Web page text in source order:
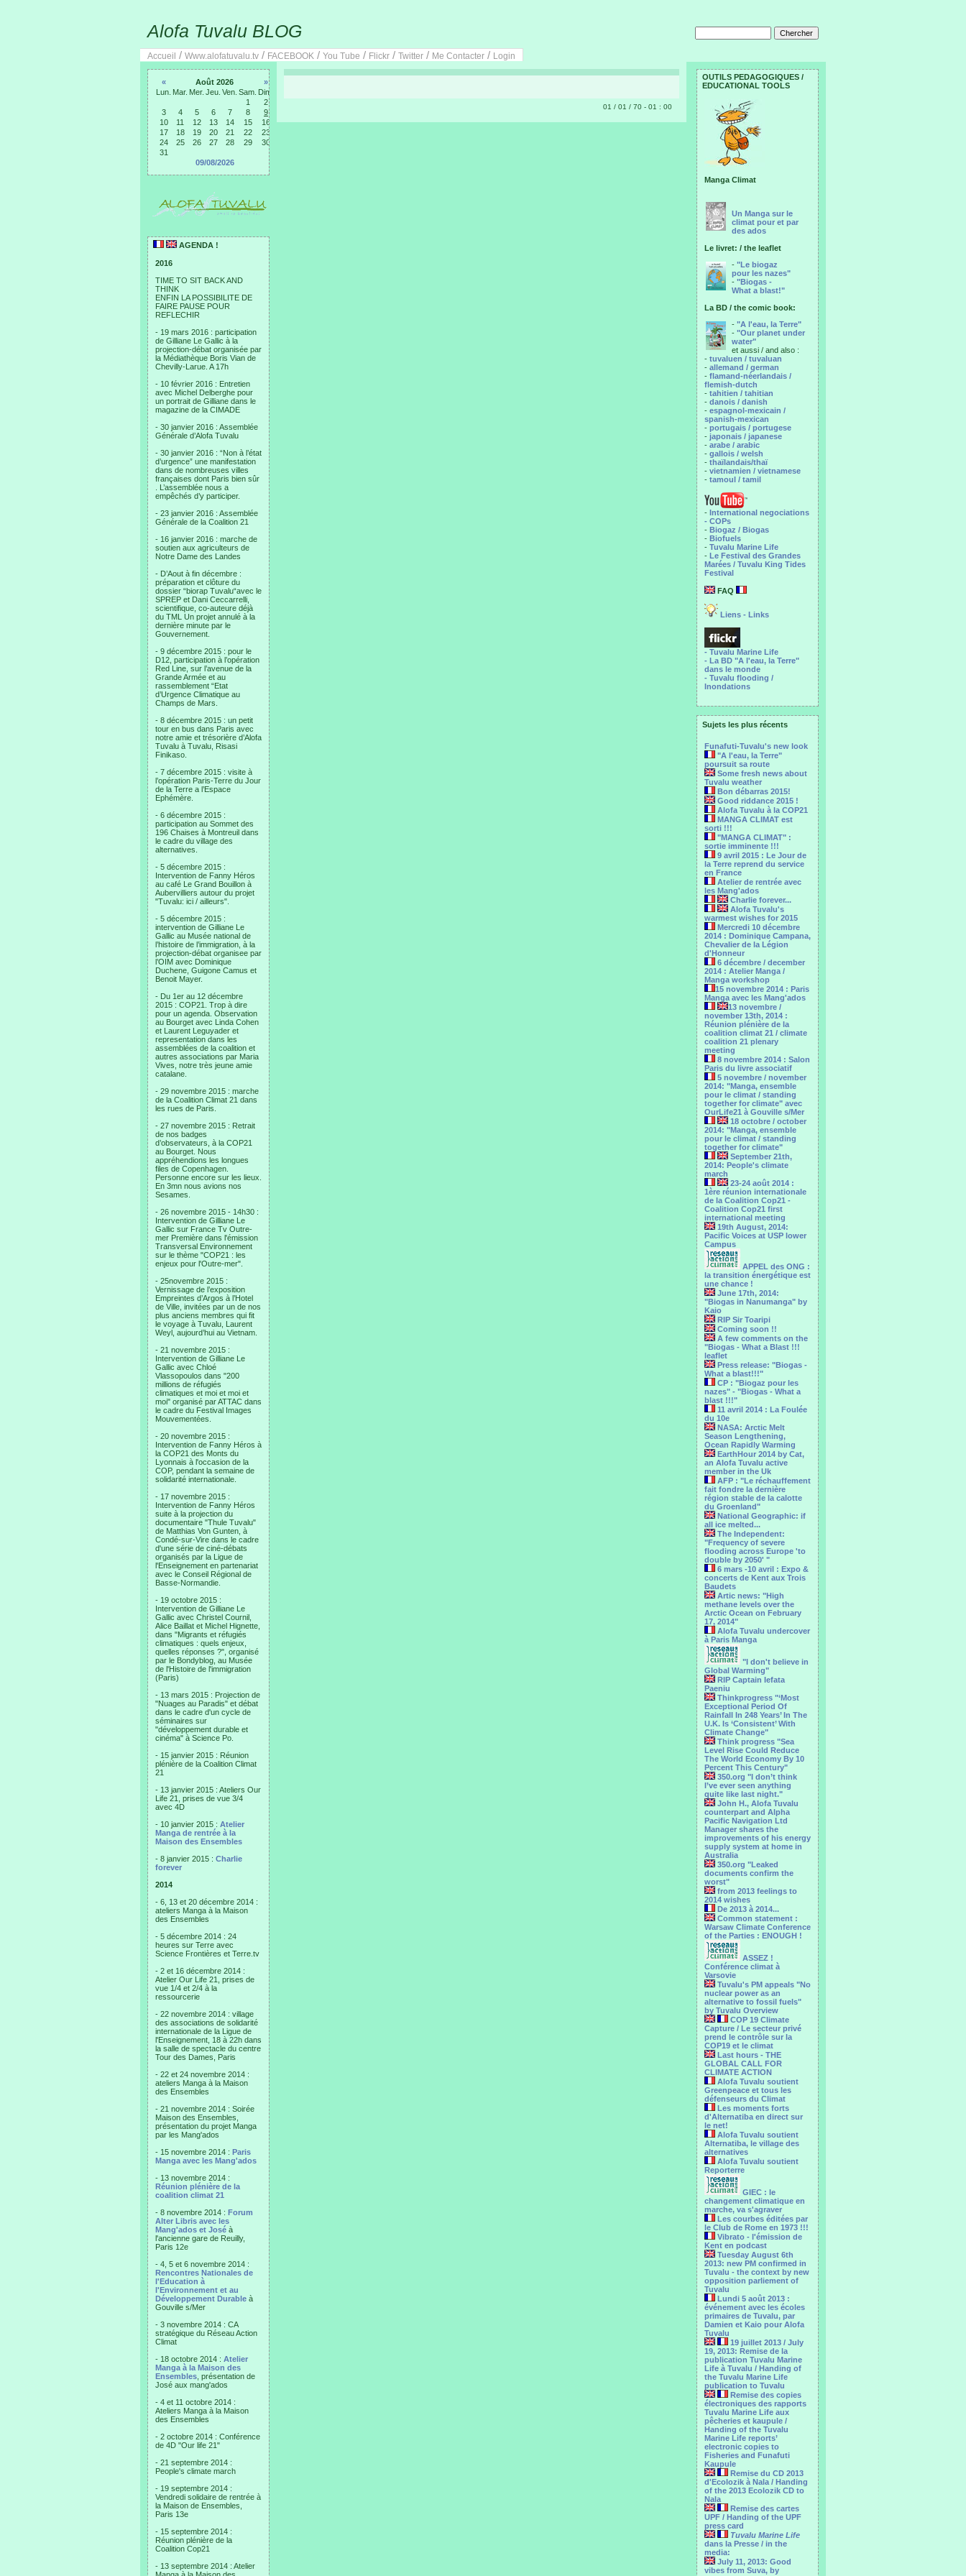
Alofa Tuvalu BLOG
Accueil / Www.alofatuvalu.tv / FACEBOOK / You Tube / Flickr / Twitter / Me Contacter / Login
« Août 2026
»
Lun. Mar. Mer. Jeu. Ven. Sam. Dim.
1
2
3
4 5 6 7 8
9
10
11 12 13 14 15
16
17
18 19 20 21 22
23
24
25 26 27 28 29
30
31
09/08/2026
AGENDA !
2016
TIME TO SIT BACK AND
THINK
ENFIN LA POSSIBILITE DE
FAIRE PAUSE POUR
REFLECHIR
- 19 mars 2016 : participation
de Gilliane Le Gallic à la
projection-débat organisée par
la Médiathèque Boris Vian de
Chevilly-Larue. A 17h
- 10 février 2016 : Entretien
avec Michel Delberghe pour
un portrait de Gilliane dans le
magazine de la CIMADE
- 30 janvier 2016 : Assemblée
Générale d’Alofa Tuvalu
- 30 janvier 2016 : “Non à l’état
d’urgence” une manifestation
dans de nombreuses villes
françaises dont Paris bien sûr
. L’assemblée nous a
empêchés d’y participer.
- 23 janvier 2016 : Assemblée
Générale de la Coalition 21
- 16 janvier 2016 : marche de
soutien aux agriculteurs de
Notre Dame des Landes
- D’Aout à fin décembre :
préparation et clôture du
dossier “biorap Tuvalu“avec le
SPREP et Dani Ceccarrelli,
scientifique, co-auteure déjà
du TML Un projet annulé à la
dernière minute par le
Gouvernement.
- 9 décembre 2015 : pour le
D12, participation à l’opération
Red Line, sur l’avenue de la
Grande Armée et au
rassemblement “Etat
d’Urgence Climatique au
Champs de Mars.
- 8 décembre 2015 : un petit
tour en bus dans Paris avec
notre amie et trésorière d’Alofa
Tuvalu à Tuvalu, Risasi
Finikaso.
- 7 décembre 2015 : visite à
l’opération Paris-Terre du Jour
de la Terre a l’Espace
Ephémère.
- 6 décembre 2015 :
participation au Sommet des
196 Chaises à Montreuil dans
le cadre du village des
alternatives.
- 5 décembre 2015 :
Intervention de Fanny Héros
au café Le Grand Bouillon à
Aubervilliers autour du projet
"Tuvalu: ici / ailleurs".
- 5 décembre 2015 :
intervention de Gilliane Le
Gallic au Musée national de
l’histoire de l’immigration, à la
projection-débat organisee par
l’OIM avec Dominique
Duchene, Guigone Camus et
Benoit Mayer.
- Du 1er au 12 décembre
2015 : COP21. Trop à dire
pour un agenda. Observation
au Bourget avec Linda Cohen
et Laurent Leguyader et
representation dans les
assemblées de la coalition et
autres associations par Maria
Vives, notre très jeune amie
catalane.
- 29 novembre 2015 : marche
de la Coalition Climat 21 dans
les rues de Paris.
- 27 novembre 2015 : Retrait
de nos badges
d’observateurs, à la COP21
au Bourget. Nous
appréhendions les longues
files de Copenhagen.
Personne encore sur les lieux.
En 3mn nous avions nos
Sesames.
- 26 novembre 2015 - 14h30 :
Intervention de Gilliane Le
Gallic sur France Tv Outre-
mer Première dans l'émission
Transversal Environnement
sur le thème "COP21 : les
enjeux pour l'Outre-mer".
- 25novembre 2015 :
Vernissage de l’exposition
Empreintes d’Argos à l’Hotel
de Ville, invitées par un de nos
plus anciens membres qui fit
le voyage à Tuvalu, Laurent
Weyl, aujourd’hui au Vietnam.
- 21 novembre 2015 :
Intervention de Gilliane Le
Gallic avec Chloé
Vlassopoulos dans "200
millions de réfugiés
climatiques et moi et moi et
moi" organisé par ATTAC dans
le cadre du Festival Images
Mouvementées.
- 20 novembre 2015 :
Intervention de Fanny Héros à
la COP21 des Monts du
Lyonnais à l'occasion de la
COP, pendant la semaine de
solidarité internationale.
- 17 novembre 2015 :
Intervention de Fanny Héros
suite à la projection du
documentaire "Thule Tuvalu"
de Matthias Von Gunten, à
Condé-sur-Vire dans le cadre
d'une série de ciné-débats
organisés par la Ligue de
l'Enseignement en partenariat
avec le Conseil Régional de
Basse-Normandie.
- 19 octobre 2015 :
Intervention de Gilliane Le
Gallic avec Christel Cournil,
Alice Baillat et Michel Hignette,
dans "Migrants et réfugiés
climatiques : quels enjeux,
quelles réponses ?", organisé
par le Bondyblog, au Musée
de l'Histoire de l'immigration
(Paris)
- 13 mars 2015 : Projection de
"Nuages au Paradis" et débat
dans le cadre d'un cycle de
séminaires sur
"développement durable et
cinéma" à Science Po.
- 15 janvier 2015 : Réunion
plénière de la Coalition Climat
21
- 13 janvier 2015 : Ateliers Our
Life 21, prises de vue 3/4
avec 4D
- 10 janvier 2015 : Atelier
Manga de rentrée à la
Maison des Ensembles
- 8 janvier 2015 : Charlie
forever
2014
- 6, 13 et 20 décembre 2014 :
ateliers Manga à la Maison
des Ensembles
- 5 décembre 2014 : 24
heures sur Terre avec
Science Frontières et Terre.tv
- 2 et 16 décembre 2014 :
Atelier Our Life 21, prises de
vue 1/4 et 2/4 à la
ressourcerie
- 22 novembre 2014 : village
des associations de solidarité
internationale de la Ligue de
l'Enseignement, 18 à 22h dans
la salle de spectacle du centre
Tour des Dames, Paris
- 22 et 24 novembre 2014 :
ateliers Manga à la Maison
des Ensembles
- 21 novembre 2014 : Soirée
Maison des Ensembles,
présentation du projet Manga
par les Mang'ados
- 15 novembre 2014 : Paris
Manga avec les Mang'ados
- 13 novembre 2014 :
Réunion plénière de la
coalition climat 21
- 8 novembre 2014 : Forum
Alter Libris avec les
Mang'ados et José à
l'ancienne gare de Reuilly,
Paris 12e
- 4, 5 et 6 novembre 2014 :
Rencontres Nationales de
l'Education à
l'Environnement et au
Développement Durable à
Gouville s/Mer
- 3 novembre 2014 : CA
stratégique du Réseau Action
Climat
- 18 octobre 2014 : Atelier
Manga à la Maison des
Ensembles , présentation de
José aux mang'ados
- 4 et 11 octobre 2014 :
Ateliers Manga à la Maison
des Ensembles
- 2 octobre 2014 : Conférence
de 4D "Our life 21"
- 21 septembre 2014 :
People's climate march
- 19 septembre 2014 :
Vendredi solidaire de rentrée à
la Maison de Ensembles,
Paris 13e
- 15 septembre 2014 :
Réunion plénière de la
Coalition Cop21
- 13 septembre 2014 : Atelier
OUTILS PEDAGOGIQUES /
EDUCATIONAL TOOLS
Manga Climat
Un Manga sur le
climat pour et par
des ados
Le livret: / the leaflet
- "Le biogaz
pour les nazes"
- "Biogas -
What a blast!"
La BD / the comic book:
- "A l'eau, la Terre"
- "Our planet under
water"
et aussi / and also :
- tuvaluen / tuvaluan
- allemand / german
- flamand-néerlandais /
flemish-dutch
- tahitien / tahitian
- danois / danish
- espagnol-mexicain /
spanish-mexican
- portugais / portugese
- japonais / japanese
- arabe / arabic
- gallois / welsh
- thaïlandais/thaï
- vietnamien / vietnamese
- tamoul / tamil
- International negociations
- COPs
- Biogaz / Biogas
- Biofuels
- Tuvalu Marine Life
- Le Festival des Grandes
Marées / Tuvalu King Tides
Festival
FAQ
Liens - Links
- Tuvalu Marine Life
- La BD "A l'eau, la Terre"
dans le monde
- Tuvalu flooding /
Inondations
Sujets les plus récents
Funafuti-Tuvalu's new look
"A l'eau, la Terre"
poursuit sa route
Some fresh news about
Tuvalu weather
Bon débarras 2015!
Good riddance 2015 !
Alofa Tuvalu à la COP21
MANGA CLIMAT est
sorti !!!
"MANGA CLIMAT" :
sortie imminente !!!
9 avril 2015 : Le Jour de
la Terre reprend du service
en France
Atelier de rentrée avec
les Mang'ados
Charlie forever...
Alofa Tuvalu's
warmest wishes for 2015
Mercredi 10 décembre
2014 : Dominique Campana,
Chevalier de la Légion
d'Honneur
6 décembre / december
2014 : Atelier Manga /
Manga workshop
15 novembre 2014 : Paris
Manga avec les Mang'ados
13 novembre /
november 13th, 2014 :
Réunion plénière de la
coalition climat 21 / climate
coalition 21 plenary
meeting
8 novembre 2014 : Salon
Paris du livre associatif
5 novembre / november
2014: "Manga, ensemble
pour le climat / standing
together for climate" avec
OurLife21 à Gouville s/Mer
18 octobre / october
2014: "Manga, ensemble
pour le ‎climat / standing
together for climate"
September 21th,
2014: People's climate
march
23-24 août 2014 :
1ère réunion internationale
de la Coalition Cop21 -
Coalition Cop21 first
international meeting
19th August, 2014:
Pacific Voices at USP lower
Campus
APPEL des ONG :
la transition énergétique est
une chance !
June 17th, 2014:
"Biogas in Nanumanga" by
Kaio
RIP Sir Toaripi
Coming soon !!
A few comments on the
"Biogas - What a Blast !!!
leaflet
Press release: "Biogas -
What a blast!!!"
CP : "Biogaz pour les
nazes" - "Biogas - What a
blast !!!"
11 avril 2014 : La Foulée
du 10e
NASA: Arctic Melt
Season Lengthening,
Ocean Rapidly Warming
EarthHour 2014 by Cat,
an Alofa Tuvalu active
member in the Uk
AFP : "Le réchauffement
fait fondre la dernière
région stable de la calotte
du Groenland"
National Geographic: if
all ice melted...
The Independent:
"Frequency of severe
flooding across Europe 'to
double by 2050' "
6 mars -10 avril : Expo &
concerts de Kent aux Trois
Baudets
Artic news: "High
methane levels over the
Arctic Ocean on February
17, 2014"
Alofa Tuvalu undercover
à Paris Manga
"I don't believe in
Global Warming"
RIP Captain Iefata
Paeniu
Thinkprogress "‘Most
Exceptional Period Of
Rainfall In 248 Years’ In The
U.K. Is ‘Consistent’ With
Climate Change"
Think progress "Sea
Level Rise Could Reduce
The World Economy By 10
Percent This Century"
350.org "I don’t think
I’ve ever seen anything
quite like last night."
John H., Alofa Tuvalu
counterpart and Alpha
Pacific Navigation Ltd
Manager shares the
improvements of his energy
supply system at home in
Australia
350.org "Leaked
documents confirm the
worst"
from 2013 feelings to
2014 wishes
De 2013 à 2014...
Common statement :
Warsaw Climate Conference
of the Parties : ENOUGH !
ASSEZ !
Conférence climat à
Varsovie
Tuvalu's PM appeals "No
nuclear power as an
alternative to fossil fuels"
by Tuvalu Overview
COP 19 Climate
Capture / Le secteur privé
prend le contrôle sur la
COP19 et le climat
Last hours - THE
GLOBAL CALL FOR
CLIMATE ACTION
Alofa Tuvalu soutient
Greenpeace et tous les
défenseurs du Climat
Les moments forts
d'Alternatiba en direct sur
le net!
Alofa Tuvalu soutient
Alternatiba, le village des
alternatives
Alofa Tuvalu soutient
Reporterre
GIEC : le
changement climatique en
marche, va s'agraver
Les courbes éditées par
le Club de Rome en 1973 !!!
Vibrato - l'émission de
Kent en podcast
Tuesday August 6th
2013: new PM confirmed in
Tuvalu - the context by new
opposition parliement of
Tuvalu
Lundi 5 août 2013 :
événement avec les écoles
primaires de Tuvalu, par
Damien et Kaio pour Alofa
Tuvalu
19 juillet 2013 / July
19, 2013: Remise de la
publication Tuvalu Marine
Life à Tuvalu / Handing of
the Tuvalu Marine Life
publication to Tuvalu
Remise des copies
électroniques des rapports
Tuvalu Marine Life aux
pêcheries et kaupule /
Handing of the Tuvalu
Marine Life reports’
electronic copies to
Fisheries and Funafuti
Kaupule
Remise du CD 2013
d'Ecolozik à Nala / Handing
of the 2013 Ecolozik CD to
Nala
Remise des cartes
UPF / Handing of the UPF
press card
Tuvalu Marine Life
dans la Presse / in the
media:
July 11, 2013: Good
vibes from Suva, by
01 / 01 / 70 - 01 : 00